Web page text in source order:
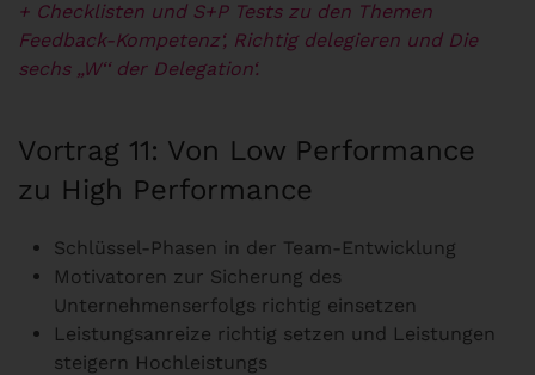
+ Checklisten und S+P Tests zu den Themen
Feedback-Kompetenz‘, Richtig delegieren und Die
sechs „W‘‘ der Delegation‘.
Vortrag 11: Von Low Performance
zu High Performance
Schlüssel-Phasen in der Team-Entwicklung
Motivatoren zur Sicherung des
Unternehmenserfolgs richtig einsetzen
Leistungsanreize richtig setzen und Leistungen
steigern Hochleistungs